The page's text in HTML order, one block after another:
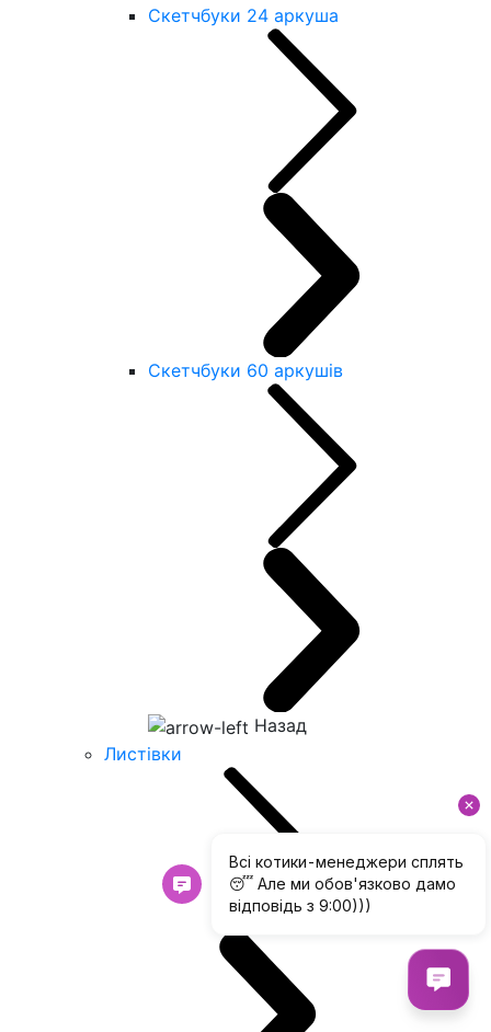
Скетчбуки 24 аркуша
Скетчбуки 60 аркушів
Назад
Листівки